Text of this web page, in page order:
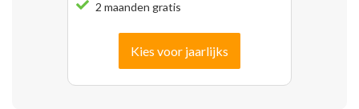
2 maanden gratis
Kies voor jaarlijks